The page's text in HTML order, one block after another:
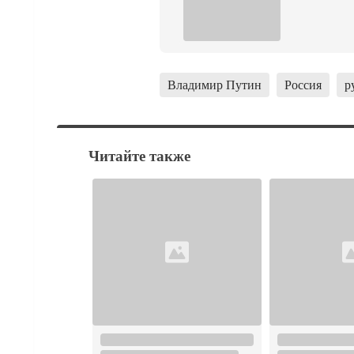
Владимир Путин Россия
Читайте также